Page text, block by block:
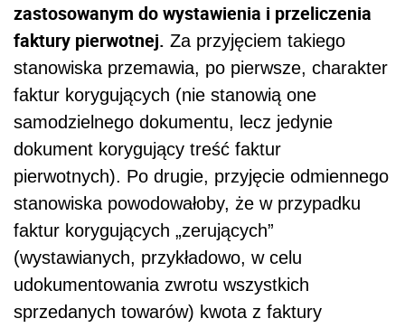
zastosowanym do wystawienia i przeliczenia
faktury pierwotnej. Za przyjęciem takiego
stanowiska przemawia, po pierwsze, charakter
faktur korygujących (nie stanowią one
samodzielnego dokumentu, lecz jedynie
dokument korygujący treść faktur
pierwotnych). Po drugie, przyjęcie odmiennego
stanowiska powodowałoby, że w przypadku
faktur korygujących „zerujących”
(wystawianych, przykładowo, w celu
udokumentowania zwrotu wszystkich
sprzedanych towarów) kwota z faktury